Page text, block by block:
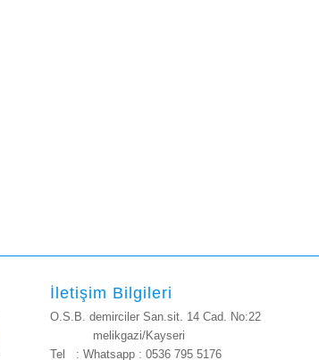
İletişim Bilgileri
O.S.B. demirciler San.sit. 14 Cad. No:22
melikgazi/Kayseri
Tel : Whatsapp : 0536 795 5176